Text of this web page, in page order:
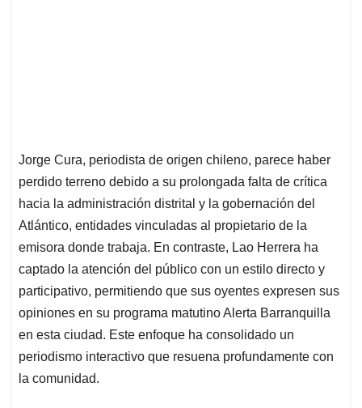
Jorge Cura, periodista de origen chileno, parece haber
perdido terreno debido a su prolongada falta de crítica
hacia la administración distrital y la gobernación del
Atlántico, entidades vinculadas al propietario de la
emisora donde trabaja. En contraste, Lao Herrera ha
captado la atención del público con un estilo directo y
participativo, permitiendo que sus oyentes expresen sus
opiniones en su programa matutino Alerta Barranquilla
en esta ciudad. Este enfoque ha consolidado un
periodismo interactivo que resuena profundamente con
la comunidad.